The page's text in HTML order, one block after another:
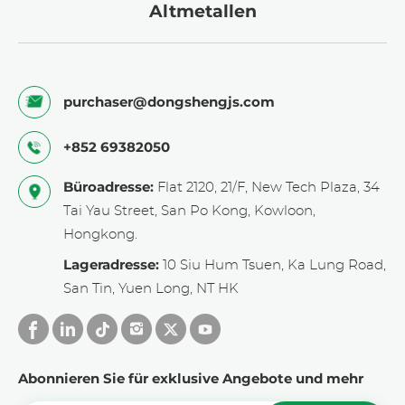
Altmetallen
purchaser@dongshengjs.com
+852 69382050
Büroadresse: Flat 2120, 21/F, New Tech Plaza, 34
Tai Yau Street, San Po Kong, Kowloon,
Hongkong.
Lageradresse: 10 Siu Hum Tsuen, Ka Lung Road,
San Tin, Yuen Long, NT HK
Abonnieren Sie für exklusive Angebote und mehr